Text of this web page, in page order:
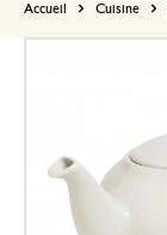
Accueil Cuisine